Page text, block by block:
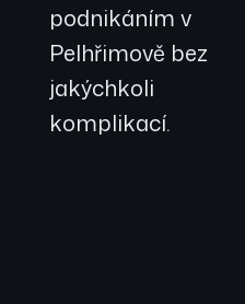
podnikáním v
Pelhřimově bez
jakýchkoli
komplikací.